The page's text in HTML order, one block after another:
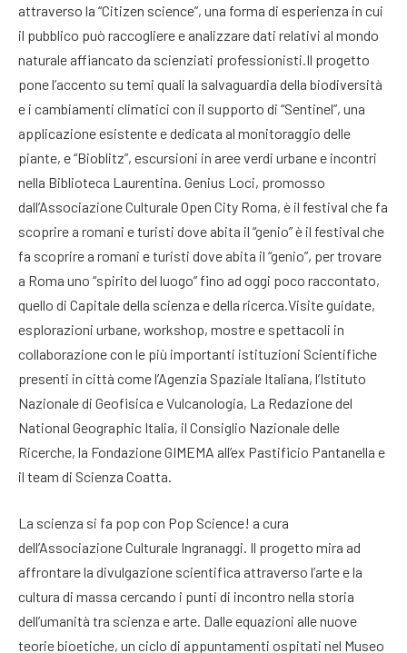
attraverso la “Citizen science”, una forma di esperienza in cui
il pubblico può raccogliere e analizzare dati relativi al mondo
naturale affiancato da scienziati professionisti.Il progetto
pone l’accento su temi quali la salvaguardia della biodiversità
e i cambiamenti climatici con il supporto di “Sentinel”, una
applicazione esistente e dedicata al monitoraggio delle
piante, e “Bioblitz”, escursioni in aree verdi urbane e incontri
nella Biblioteca Laurentina. Genius Loci, promosso
dall’Associazione Culturale Open City Roma, è il festival che fa
scoprire a romani e turisti dove abita il “genio” è il festival che
fa scoprire a romani e turisti dove abita il “genio”, per trovare
a Roma uno “spirito del luogo” fino ad oggi poco raccontato,
quello di Capitale della scienza e della ricerca.Visite guidate,
esplorazioni urbane, workshop, mostre e spettacoli in
collaborazione con le più importanti istituzioni Scientifiche
presenti in città come l’Agenzia Spaziale Italiana, l’Istituto
Nazionale di Geofisica e Vulcanologia, La Redazione del
National Geographic Italia, il Consiglio Nazionale delle
Ricerche, la Fondazione GIMEMA all’ex Pastificio Pantanella e
il team di Scienza Coatta.
La scienza si fa pop con Pop Science! a cura
dell’Associazione Culturale Ingranaggi. Il progetto mira ad
affrontare la divulgazione scientifica attraverso l’arte e la
cultura di massa cercando i punti di incontro nella storia
dell’umanità tra scienza e arte. Dalle equazioni alle nuove
teorie bioetiche, un ciclo di appuntamenti ospitati nel Museo